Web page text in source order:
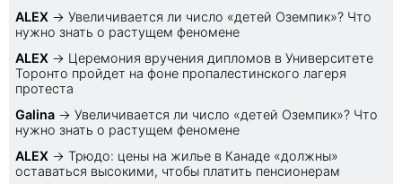
ALEX → Увеличивается ли число «детей Оземпик»? Что
нужно знать о растущем феномене
ALEX → Церемония вручения дипломов в Университете
Торонто пройдет на фоне пропалестинского лагеря
протеста
Galina → Увеличивается ли число «детей Оземпик»? Что
нужно знать о растущем феномене
ALEX → Трюдо: цены на жилье в Канаде «должны»
оставаться высокими, чтобы платить пенсионерам